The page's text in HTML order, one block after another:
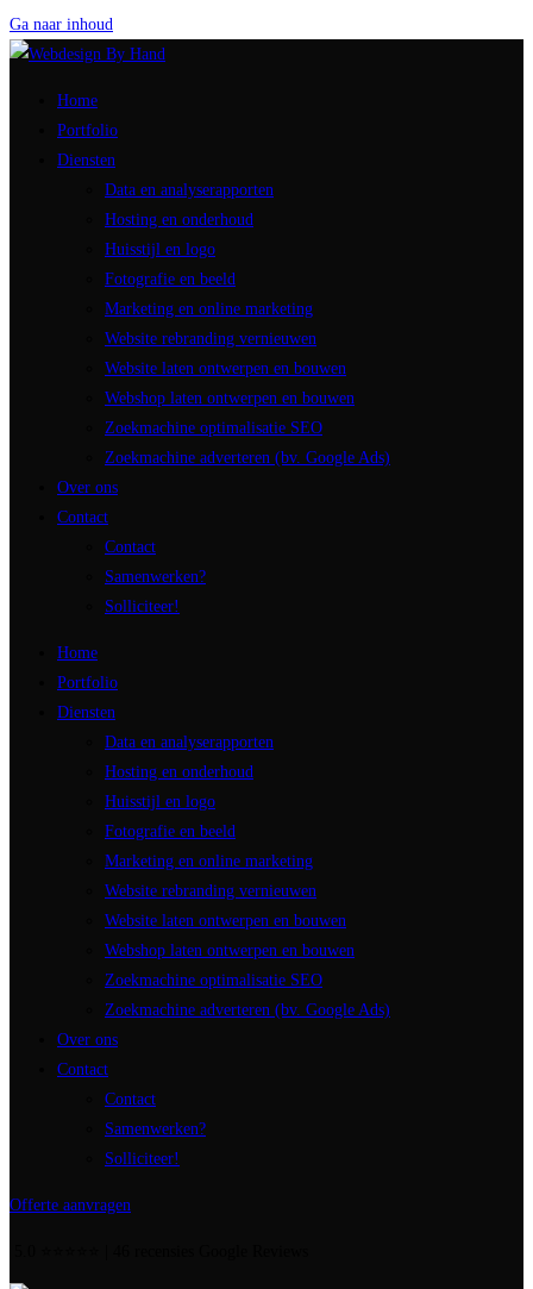
Ga naar inhoud
Home
Portfolio
Diensten
Data en analyserapporten
Hosting en onderhoud
Huisstijl en logo
Fotografie en beeld
Marketing en online marketing
Website rebranding vernieuwen
Website laten ontwerpen en bouwen
Webshop laten ontwerpen en bouwen
Zoekmachine optimalisatie SEO
Zoekmachine adverteren (bv. Google Ads)
Over ons
Contact
Contact
Samenwerken?
Solliciteer!
Home
Portfolio
Diensten
Data en analyserapporten
Hosting en onderhoud
Huisstijl en logo
Fotografie en beeld
Marketing en online marketing
Website rebranding vernieuwen
Website laten ontwerpen en bouwen
Webshop laten ontwerpen en bouwen
Zoekmachine optimalisatie SEO
Zoekmachine adverteren (bv. Google Ads)
Over ons
Contact
Contact
Samenwerken?
Solliciteer!
Offerte aanvragen